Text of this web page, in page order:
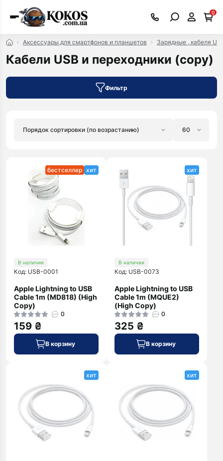
0
Аксессуары для смартфонов и планшетов Зарядные , кабеля
Кабели USB и переходники (сopy)
Фильтр
бестселлер хит
В наличии
Код: USB-0001
Apple Lightning to USB
Cable 1m (MD818) (High
Copy)
0
159 ₴
В корзину
хит
В наличии
Код: USB-0073
Apple Lightning to USB
Cable 1m (MQUE2)
(High Copy)
0
325 ₴
В корзину
хит хит